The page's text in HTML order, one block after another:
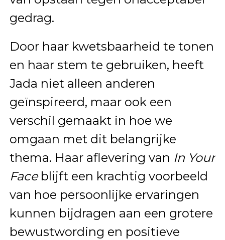
gedrag.
Door haar kwetsbaarheid te tonen
en haar stem te gebruiken, heeft
Jada niet alleen anderen
geïnspireerd, maar ook een
verschil gemaakt in hoe we
omgaan met dit belangrijke
thema. Haar aflevering van In Your
Faceblijft een krachtig voorbeeld
van hoe persoonlijke ervaringen
kunnen bijdragen aan een grotere
bewustwording en positieve